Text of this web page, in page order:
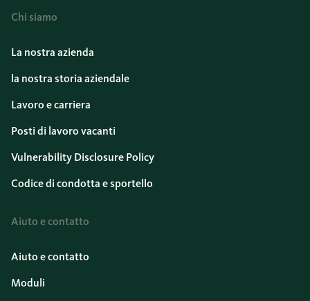
Chi siamo
La nostra azienda
la nostra storia aziendale
Lavoro e carriera
Posti di lavoro vacanti
Vulnerability Disclosure Policy
Codice di condotta e sportello
Aiuto e contatto
Aiuto e contatto
Moduli